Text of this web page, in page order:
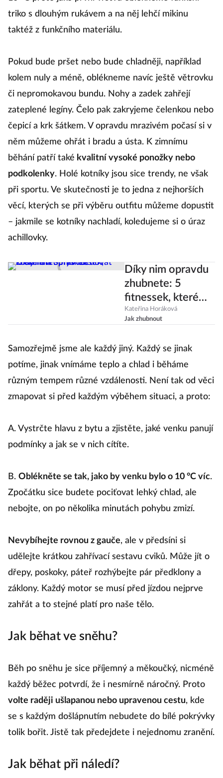
triko s dlouhým rukávem a na něj lehčí mikinu
taktéž z funkčního materiálu.
Pokud bude pršet nebo bude chladněji, například
kolem nuly a méně, oblékneme navíc ještě větrovku
či nepromokavou bundu. Nohy a zadek zahřejí
zateplené legíny. Čelo pak zakryjeme čelenkou nebo
čepicí a krk šátkem. V opravdu mrazivém počasí si v
něm můžeme ohřát i bradu a ústa. K zimnímu
běhání patří také kvalitní vysoké ponožky nebo
podkolenky. Holé kotníky jsou sice trendy, ne však
při sportu. Ve skutečnosti je to jedna z nejhorších
věcí, kterých se při výběru outfitu můžeme dopustit
– jakmile se kotníky nachladí, koledujeme si o úraz
achillovky.
Díky nim opravdu
zhubnete: 5
fitnessek, které
má smysl sledovat
Kateřina Horáková
Jak zhubnout
Samozřejmě jsme ale každý jiný. Každý se jinak
potíme, jinak vnímáme teplo a chlad i běháme
různým tempem různé vzdálenosti. Není tak od věci
zmapovat si před každým výběhem situaci, a proto:
A. Vystrčte hlavu z bytu a zjistěte, jaké venku panují
podmínky a jak se v nich cítíte.
B. Oblékněte se tak, jako by venku bylo o 10 °C víc.
Zpočátku sice budete pociťovat lehký chlad, ale
nebojte, on po několika minutách pohybu zmizí.
Nevybíhejte rovnou z gauče, ale v předsíni si
udělejte krátkou zahřívací sestavu cviků. Může jít o
dřepy, poskoky, páteř rozhýbejte pár předklony a
záklony. Každý motor se musí před jízdou nejprve
zahřát a to stejné platí pro naše tělo.
Jak běhat ve sněhu?
Běh po sněhu je sice příjemný a měkoučký, nicméně
každý běžec potvrdí, že i nesmírně náročný. Proto
volte raději ušlapanou nebo upravenou cestu, kde
se s každým došlápnutím nebudete do bílé pokrývky
tolik bořit. Jistě tak předejdete i nejednomu zranění.
Jak běhat při náledí?